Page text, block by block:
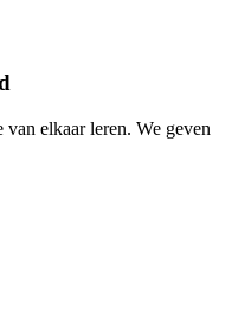
elkaar leren. We geven